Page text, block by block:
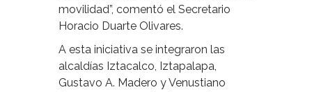
movilidad”, comentó el Secretario
Horacio Duarte Olivares.
A esta iniciativa se integraron las
alcaldías Iztacalco, Iztapalapa,
Gustavo A. Madero y Venustiano